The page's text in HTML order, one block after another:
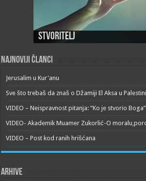
Stvoritelj
Najnoviji članci
Jerusalim u Kur'anu
Sve što trebaš da znaš o Džamiji El Aksa u
VIDEO – Neispravnost pitanja: “Ko je stvorio Boga”
VIDEO- Akademik Muamer Zukorlić-O
VIDEO – Post kod ranih hrišćana
Arhive